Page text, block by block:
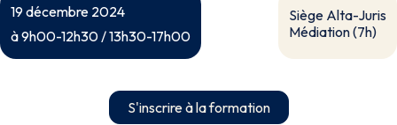
19 décembre 2024
à 9h00-12h30 / 13h30-17h00
Siège Alta-Juris
Médiation (7h)
S'inscrire à la formation